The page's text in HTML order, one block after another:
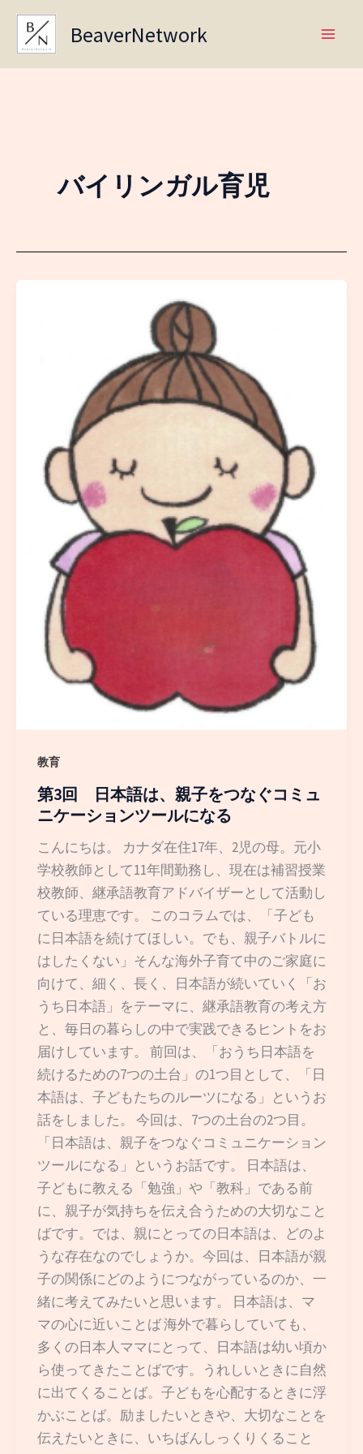
Skip
content
BeaverNetwork
バイリンガル育児
教育
第3回 日本語は、親子をつなぐコミュ
ニケーションツールになる
こんにちは。 カナダ在住17年、2児の母。元小
学校教師として11年間勤務し、現在は補習授業
校教師、継承語教育アドバイザーとして活動し
ている理恵です。 このコラムでは、「子ども
に日本語を続けてほしい。でも、親子バトルに
はしたくない」そんな海外子育て中のご家庭に
向けて、細く、長く、日本語が続いていく「お
うち日本語」をテーマに、継承語教育の考え方
と、毎日の暮らしの中で実践できるヒントをお
届けしています。 前回は、「おうち日本語を
続けるための7つの土台」の1つ目として、「日
本語は、子どもたちのルーツになる」というお
話をしました。 今回は、7つの土台の2つ目。
「日本語は、親子をつなぐコミュニケーション
ツールになる」というお話です。 日本語は、
子どもに教える「勉強」や「教科」である前
に、親子が気持ちを伝え合うための大切なこと
ばです。では、親にとっての日本語は、どのよ
うな存在なのでしょうか。今回は、日本語が親
子の関係にどのようにつながっているのか、一
緒に考えてみたいと思います。 日本語は、マ
マの心に近いことば 海外で暮らしていても、
多くの日本人ママにとって、日本語は幼い頃か
ら使ってきたことばです。うれしいときに自然
に出てくることば。子どもを心配するときに浮
かぶことば。励ましたいときや、大切なことを
伝えたいときに、いちばんしっくりくること